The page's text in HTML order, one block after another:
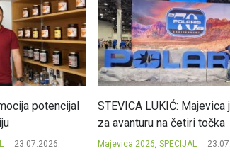
potencijal
23.07.2026.
STEVICA LUKIĆ: Majevica
za avanturu na četiri točka
Majevica 2026, SPECIJAL